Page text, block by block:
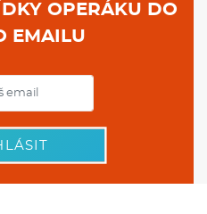
OPERÁKU DO
EMAILU